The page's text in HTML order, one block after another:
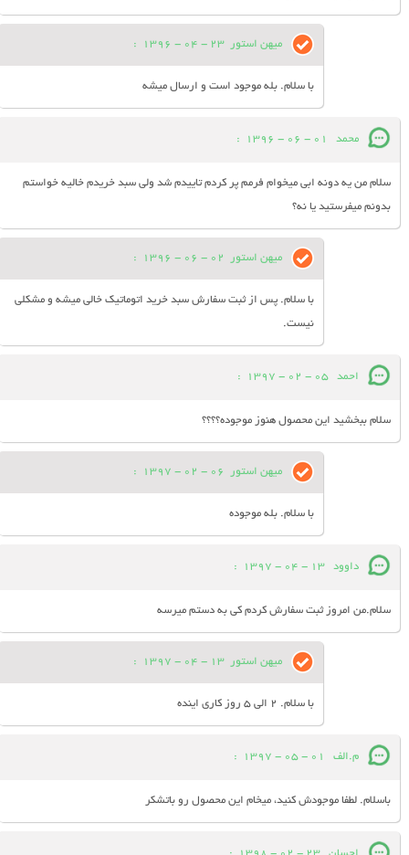
میهن استور 23 - 04 - 1396
:
با سلام. بله موجود است و ارسال میشه
محمد 01 - 06 - 1396
:
سلام من یه دونه ابی میخوام فرمم پر کردم تاییدم شد ولی سبد خریدم خالیه خواستم
بدونم میفرستید یا نه؟
میهن استور 02 - 06 - 1396
:
با سلام. پس از ثبت سفارش سبد خرید اتوماتیک خالی میشه و مشکلی
نیست.
احمد 05 - 02 - 1397
:
سلام ببخشید این محصول هنوز موجوده؟؟؟؟
میهن استور 06 - 02 - 1397
:
با سلام. بله موجوده
داوود 13 - 04 - 1397
:
سلام.من امروز ثبت سفارش کردم کی به دستم میرسه
میهن استور 13 - 04 - 1397
:
با سلام. 2 الی 5 روز کاری اینده
م.الف 01 - 05 - 1397
:
باسلام. لطفا موجودش کنید، میخام این محصول رو باتشکر